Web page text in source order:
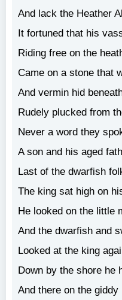
And lack the Heather
It fortuned that his
Riding free on the
Came on a stone that
And vermin hid
Rudely plucked from
Never a word they
A son and his aged
Last of the dwarfish
The king sat high on
He looked on the little
And the dwarfish and
Looked at the king
Down by the shore he
And there on the